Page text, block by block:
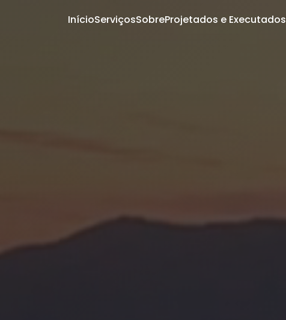
InícioServiçosSobreProjetados e Executados